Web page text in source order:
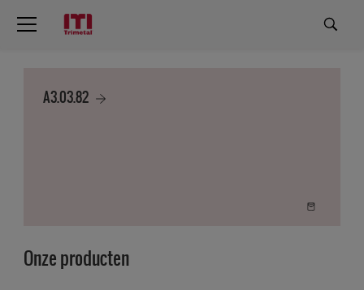
A3.03.82
Onze producten